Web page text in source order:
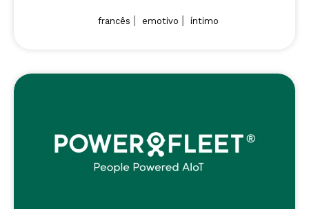
francês emotivo íntimo